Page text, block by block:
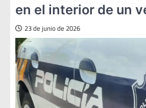
en el interior de un
23 de junio de 2026